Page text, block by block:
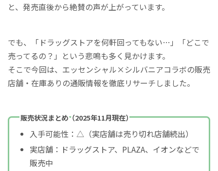
と、発売直後から絶賛の声が上がっています。
でも、「ドラッグストアを何軒回ってもない…」「どこで
売ってるの？」という悲鳴も多く見かけます。
そこで今回は、エッセンシャル×シルバニアコラボの販売
店舗・在庫ありの通販情報を徹底リサーチしました。
販売状況まとめ（2025年11月現在）
入手可能性：△（実店舗は売り切れ店舗続出）
実店舗：ドラッグストア、PLAZA、イオンなどで
販売中